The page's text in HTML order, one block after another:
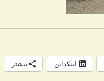
لینکداین بیشتر